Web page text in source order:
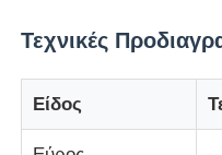
Τεχνικές
Είδος